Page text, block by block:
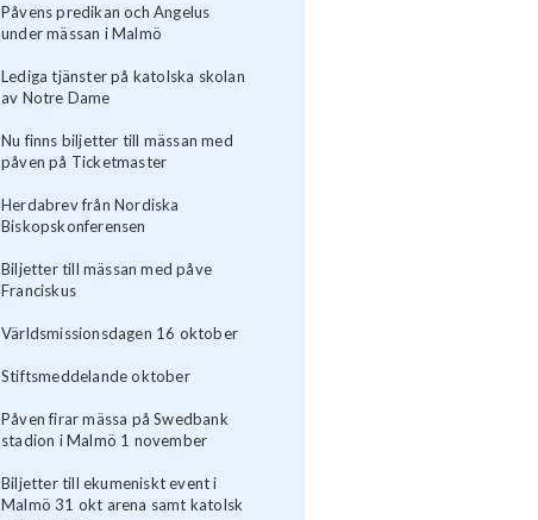
Påvens predikan och Angelus
under mässan i Malmö
Lediga tjänster på katolska skolan
av Notre Dame
Nu finns biljetter till mässan med
påven på Ticketmaster
Herdabrev från Nordiska
Biskopskonferensen
Biljetter till mässan med påve
Franciskus
Världsmissionsdagen 16 oktober
Stiftsmeddelande oktober
Påven firar mässa på Swedbank
stadion i Malmö 1 november
Biljetter till ekumeniskt event i
Malmö 31 okt arena samt katolsk